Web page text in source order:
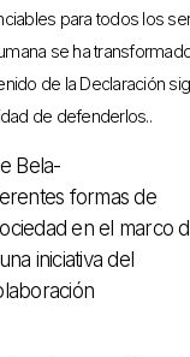
para todos los
se ha
de la Declaración
de defenderlos..
Bela-
formas de
en el marco
iniciativa del